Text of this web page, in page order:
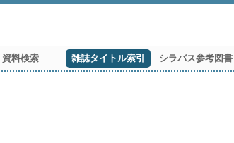
資料検索 雑誌タイトル索引 シラバス参考図書